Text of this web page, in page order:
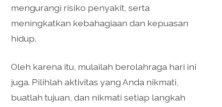
mengurangi risiko penyakit, serta
meningkatkan kebahagiaan dan kepuasan
hidup.
Oleh karena itu, mulailah berolahraga hari ini
juga. Pilihlah aktivitas yang Anda nikmati,
buatlah tujuan, dan nikmati setiap langkah